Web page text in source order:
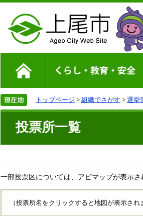
トップページ > 組織でさがす > 選挙
投票所一覧
一部投票区については、アピマップが表示
（投票所名をクリックすると地図が表示され